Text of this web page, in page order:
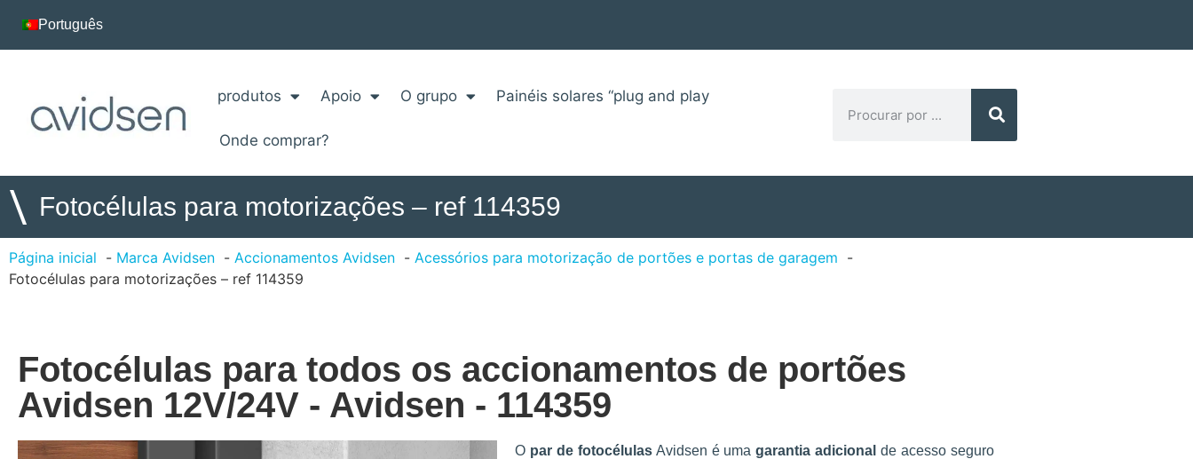
Português
produtos Apoio O grupo Painéis solares “plug and play
Onde comprar?
\ Fotocélulas para motorizações – ref 114359
Página inicial Marca Avidsen Accionamentos Avidsen
Acessórios para motorização de portões e portas de garagem
Fotocélulas para motorizações – ref 114359
Fotocélulas para todos os accionamentos de portões
Avidsen 12V/24V - Avidsen - 114359
O par de fotocélulasAvidsen é uma garantia adicional de acesso seguro